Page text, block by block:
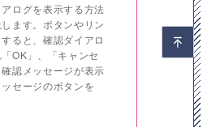
ログを表示する方法
ます。ボタンやリン
ると、確認ダイアロ
OK」、「キャンセ
認メッセージが表示
セージのボタンを